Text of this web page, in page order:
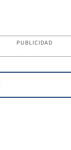
PUBLICIDAD